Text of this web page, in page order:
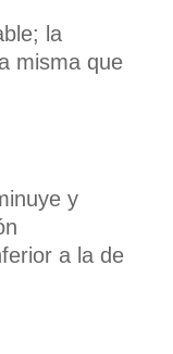
la
misma que
y
a la de